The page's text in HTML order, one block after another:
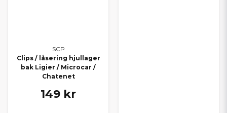
SCP
Clips / låsering hjullager
bak Ligier / Microcar /
Chatenet
149 kr